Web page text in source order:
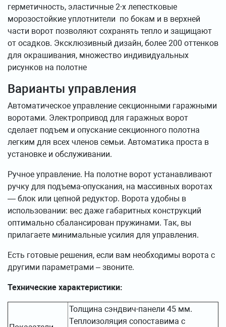
герметичность, эластичные 2-х лепестковые
морозостойкие уплотнители по бокам и в верхней
части ворот позволяют сохранять тепло и защищают
от осадков. Эксклюзивный дизайн, более 200 оттенков
для окрашивания, множество индивидуальных
рисунков на полотне
Варианты управления
Автоматическое управление секционными гаражными
воротами. Электропривод для гаражных ворот
сделает подъем и опускание секционного полотна
легким для всех членов семьи. Автоматика проста в
установке и обслуживании.
Ручное управление. На полотне ворот устанавливают
ручку для подъема-опускания, на массивных воротах
— блок или цепной редуктор. Ворота удобны в
использовании: вес даже габаритных конструкций
оптимально сбалансирован пружинами. Так, вы
прилагаете минимальные усилия для управления.
Есть готовые решения, если вам необходимы ворота с
другими параметрами – звоните.
Технические характеристики:
Толщина сэндвич-панели 45 мм.
Теплоизоляция сопоставима с